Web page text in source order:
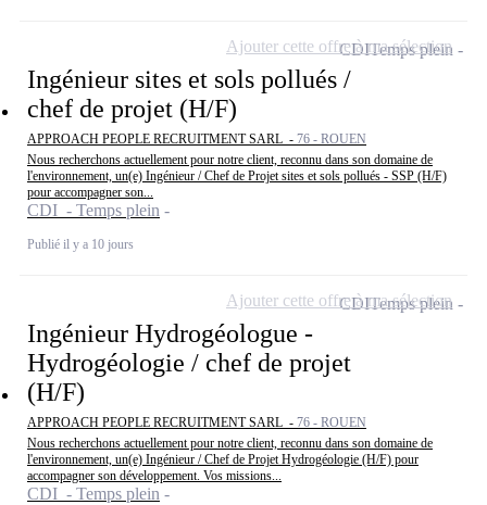
Ingénieur sites et sols pollués /
chef de projet (H/F)
APPROACH PEOPLE RECRUITMENT SARL - 76 - ROUEN
Nous recherchons actuellement pour notre client, reconnu dans son domaine de
l'environnement, un(e) Ingénieur / Chef de Projet sites et sols pollués - SSP (H/F)
pour accompagner son...
CDI - Temps plein
Publié il y a 10 jours
CDITemps plein
Ajouter cette offre à ma sélection
Ingénieur Hydrogéologue -
Hydrogéologie / chef de projet
(H/F)
APPROACH PEOPLE RECRUITMENT SARL - 76 - ROUEN
Nous recherchons actuellement pour notre client, reconnu dans son domaine de
l'environnement, un(e) Ingénieur / Chef de Projet Hydrogéologie (H/F) pour
accompagner son développement. Vos missions...
CDI - Temps plein
CDITemps plein
Ajouter cette offre à ma sélection